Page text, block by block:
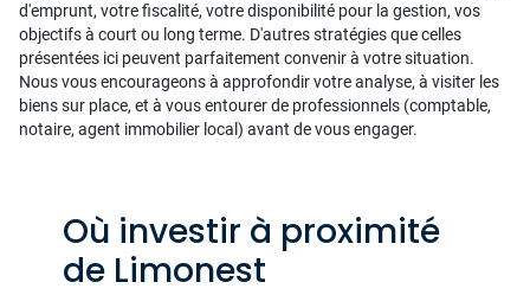
d'emprunt, votre fiscalité, votre disponibilité pour la gestion, vos
objectifs à court ou long terme. D'autres stratégies que celles
présentées ici peuvent parfaitement convenir à votre situation.
Nous vous encourageons à approfondir votre analyse, à visiter les
biens sur place, et à vous entourer de professionnels (comptable,
notaire, agent immobilier local) avant de vous engager.
Où investir à proximité
de Limonest